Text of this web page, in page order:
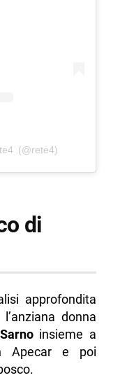
(@rete4)
di
approfondita
l’anziana donna
insieme a
Apecar e poi